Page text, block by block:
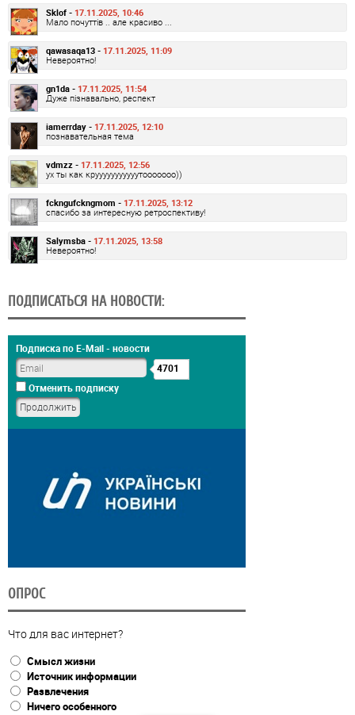
Sklof - 17.11.2025, 10:46
Мало почуттів .. але красиво ...
qawasaqa13 - 17.11.2025, 11:09
Невероятно!
gn1da - 17.11.2025, 11:54
Дуже пізнавально, респект
iamerrday - 17.11.2025, 12:10
познавательная тема
vdmzz - 17.11.2025, 12:56
ух ты как крууууууууууутооооооо))
fckngufckngmom - 17.11.2025, 13:12
спасибо за интересную ретроспективу!
Salymsba - 17.11.2025, 13:58
Невероятно!
ПОДПИСАТЬСЯ НА НОВОСТИ:
Подписка по E-Mail - новости
4701
Отменить подписку
ОПРОС
Что для вас интернет?
Смысл жизни
Источник информации
Развлечения
Ничего особенного